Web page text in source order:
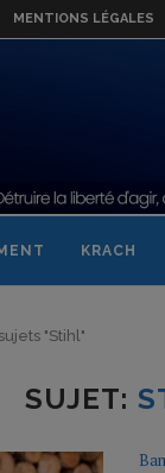
MENTIONS LÉGALES
KRACH
"Stihl"
SUJET: